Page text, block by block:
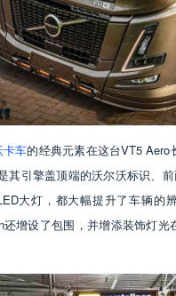
卡车的经典元素在这台VT5
其引擎盖顶端的沃尔沃标识、
大灯，都大幅提升了车辆的
还增设了包围，并增添装饰灯光